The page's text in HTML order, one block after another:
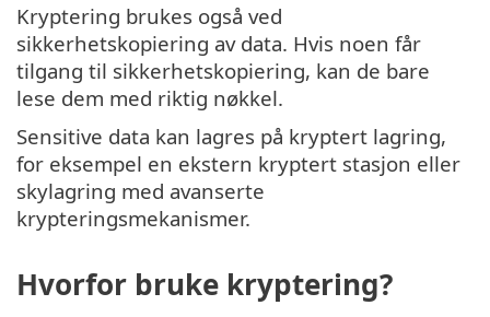
Kryptering brukes også ved
sikkerhetskopiering av data. Hvis noen får
tilgang til sikkerhetskopiering, kan de bare
lese dem med riktig nøkkel.
Sensitive data kan lagres på kryptert lagring,
for eksempel en ekstern kryptert stasjon eller
skylagring med avanserte
krypteringsmekanismer.
Hvorfor bruke kryptering?